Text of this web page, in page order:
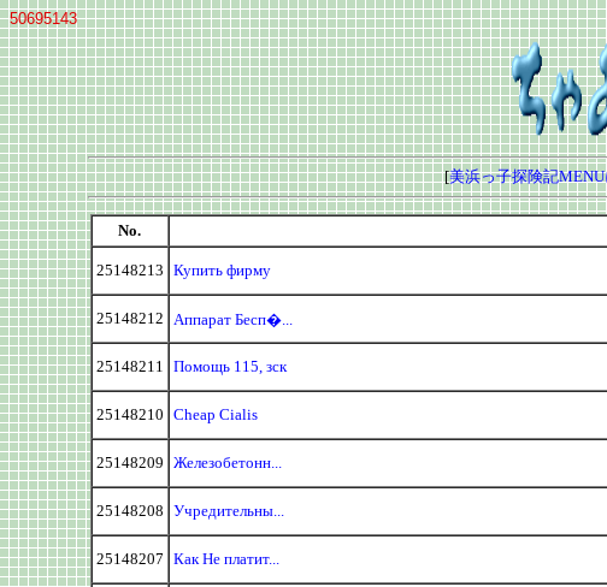
50695143
[美浜っ子探険記
No.
25148213 Купить фирму
25148212 Аппарат Бесп�...
25148211 Помощь 115, зск
25148210 Cheap Cialis
25148209 Железобетонн...
25148208 Учредительны...
25148207 Как Не платит...